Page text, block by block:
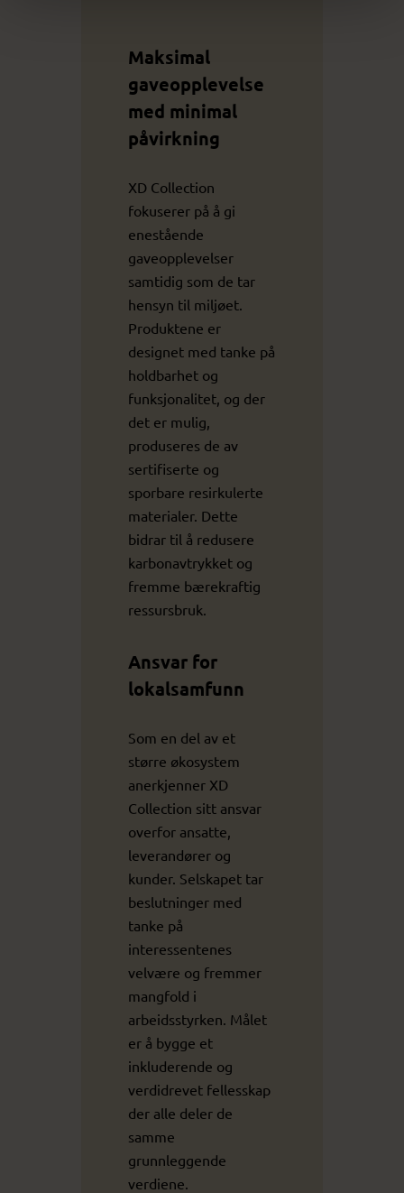
Maksimal
gaveopplevelse
med minimal
påvirkning
XD Collection
fokuserer på å gi
enestående
gaveopplevelser
samtidig som de tar
hensyn til miljøet.
Produktene er
designet med tanke på
holdbarhet og
funksjonalitet, og der
det er mulig,
produseres de av
sertifiserte og
sporbare resirkulerte
materialer. Dette
bidrar til å redusere
karbonavtrykket og
fremme bærekraftig
ressursbruk.
Ansvar for
lokalsamfunn
Som en del av et
større økosystem
anerkjenner XD
Collection sitt ansvar
overfor ansatte,
leverandører og
kunder. Selskapet tar
beslutninger med
tanke på
interessentenes
velvære og fremmer
mangfold i
arbeidsstyrken. Målet
er å bygge et
inkluderende og
verdidrevet fellesskap
der alle deler de
samme
grunnleggende
verdiene.